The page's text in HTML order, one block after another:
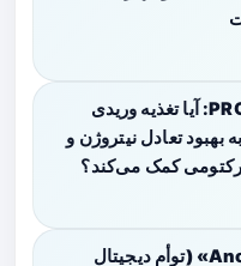
طرح‌آزمایی PROGAIN: آیا تغذیه وریدی
بهبود تعادل نیتروژن و
کمک می‌کند؟
فناوری «Another Me» (توأم دیجیتال